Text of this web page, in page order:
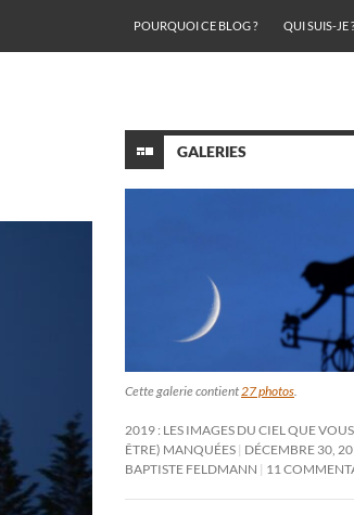
POURQUOI CE BLOG ?
QUI SUIS-JE ?
GALERIES
Cette galerie contient27 photos.
2019 : LES IMAGES DU CIEL QUE
ÊTRE) MANQUÉES DÉCEMBRE 30,
BAPTISTE FELDMANN
11